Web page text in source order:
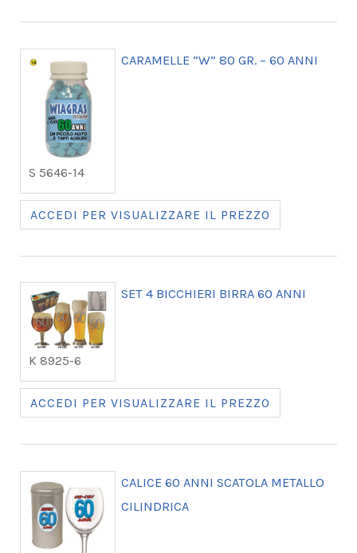
S 5646-14
CARAMELLE “W” 80 GR. – 60 ANNI
ACCEDI PER VISUALIZZARE IL PREZZO
K 8925-6
SET 4 BICCHIERI BIRRA 60 ANNI
ACCEDI PER VISUALIZZARE IL PREZZO
CALICE 60 ANNI SCATOLA METALLO
CILINDRICA